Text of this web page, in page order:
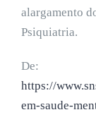
alargamento
Psiquiatria.
De:
https://
em-saude-